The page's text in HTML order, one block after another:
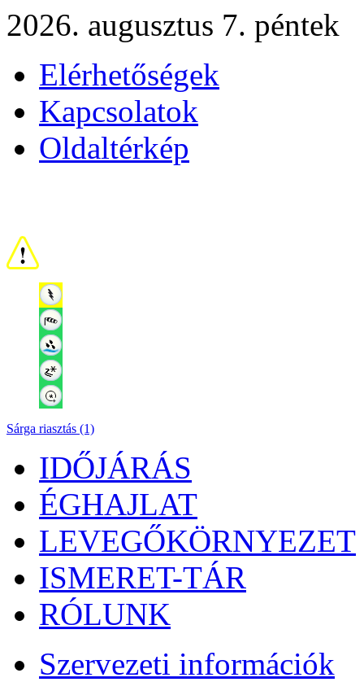
2026. augusztus 7. péntek
Elérhetőségek
Kapcsolatok
Oldaltérkép
Sárga riasztás (1)
IDŐJÁRÁS
ÉGHAJLAT
LEVEGŐKÖRNYEZET
ISMERET-TÁR
RÓLUNK
Szervezeti információk